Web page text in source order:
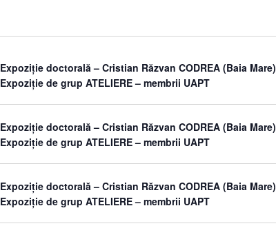
Expoziție doctorală – Cristian Răzvan CODREA (Baia Mare)
Expoziție de grup ATELIERE – membrii UAPT
Expoziție doctorală – Cristian Răzvan CODREA (Baia Mare)
Expoziție de grup ATELIERE – membrii UAPT
Expoziție doctorală – Cristian Răzvan CODREA (Baia Mare)
Expoziție de grup ATELIERE – membrii UAPT